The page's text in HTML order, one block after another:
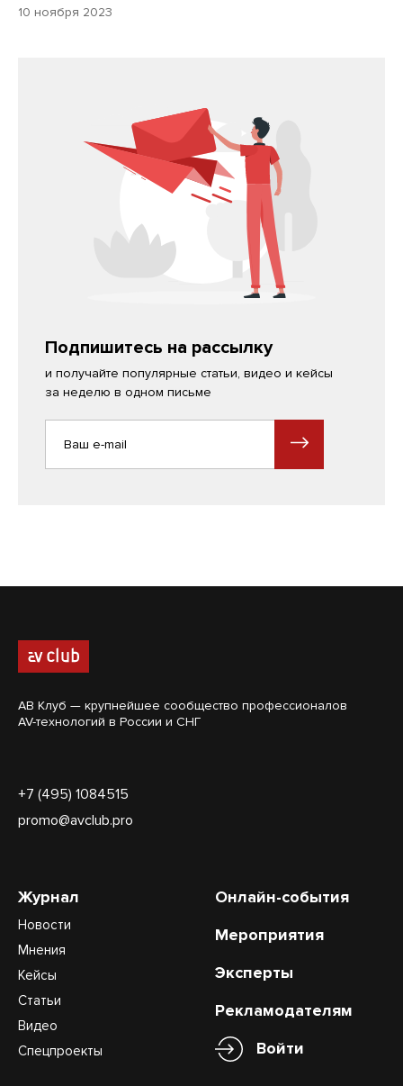
10 ноября 2023
Подпишитесь на рассылку
и получайте популярные статьи, видео и кейсы
за неделю в одном письме
АВ Клуб — крупнейшее сообщество профессионалов
AV-технологий в России и СНГ
+7 (495) 1084515
promo@avclub.pro
Журнал
Новости
Мнения
Кейсы
Статьи
Видео
Спецпроекты
Онлайн-события
Мероприятия
Эксперты
Рекламодателям
Войти